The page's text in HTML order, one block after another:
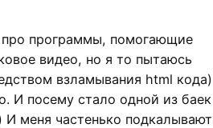
про программы, помогающие
видео, но я то пытаюсь
взламывания html кода)
И посему стало одной из баек
меня частенько подкалывают